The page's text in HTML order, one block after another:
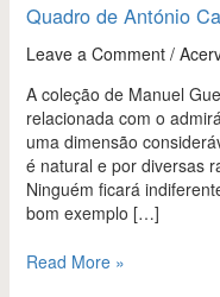
Quadro de António
Leave a Comment /
A coleção de Manuel
relacionada com o
uma dimensão
é natural e por diversas
Ninguém ficará
bom exemplo […]
Read More »